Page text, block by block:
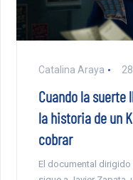
Catalina Araya
Cuando la suerte
la historia de un
cobrar
El documental